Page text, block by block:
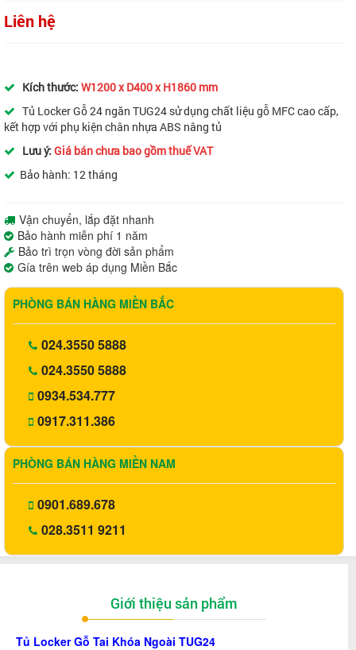
Liên hệ
Kích thước: W1200 x D400 x H1860 mm
Tủ Locker Gỗ 24 ngăn TUG24 sử dụng chất liệu gỗ MFC cao cấp,
kết hợp với phụ kiện chân nhựa ABS nâng tủ
Lưu ý: Giá bán chưa bao gồm thuế VAT
Bảo hành: 12 tháng
Vận chuyển, lắp đặt nhanh
Bảo hành miễn phí 1 năm
Bảo trì trọn vòng đời sản phẩm
Gía trên web áp dụng Miền Bắc
PHÒNG BÁN HÀNG MIỀN BẮC
024.3550 5888
024.3550 5888
0934.534.777
0917.311.386
PHÒNG BÁN HÀNG MIỀN NAM
0901.689.678
028.3511 9211
Giới thiệu sản phẩm
Tủ Locker Gỗ Tai Khóa Ngoài TUG24